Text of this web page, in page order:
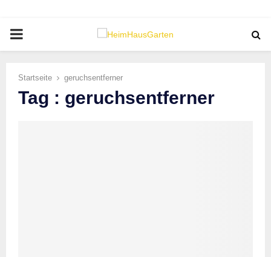
PRIMARY
Startseite geruchsentferner
Tag : geruchsentferner